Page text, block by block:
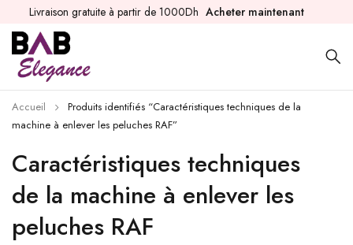
Livraison gratuite à partir de 1000Dh Acheter maintenant
Caractéristiques techniques
de la machine à enlever les
peluches RAF
Accueil
Produits identifiés “Caractéristiques techniques de la
machine à enlever les peluches RAF”